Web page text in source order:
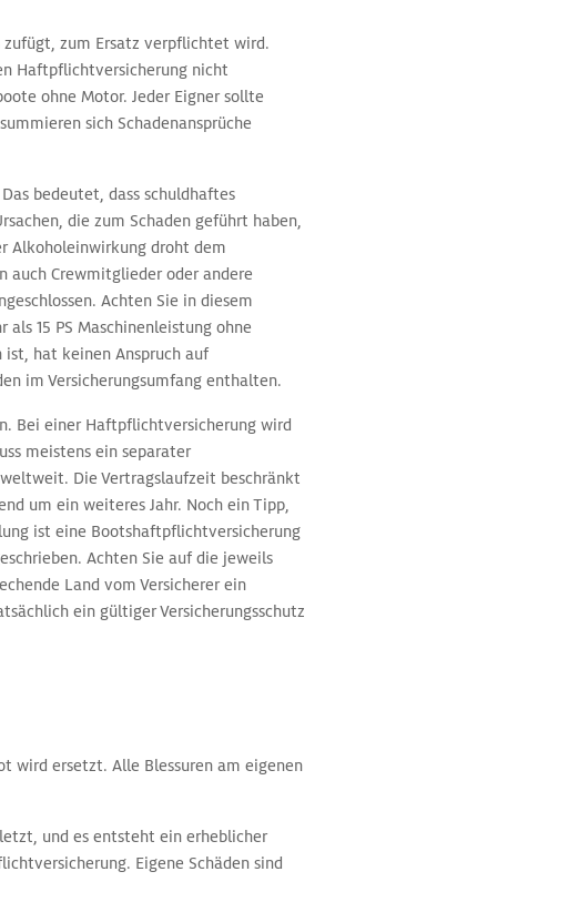
zufügt, zum Ersatz verpflichtet wird.
Haftpflichtversicherung nicht
ohne Motor. Jeder Eigner sollte
sich Schadenansprüche
bedeutet, dass schuldhaftes
die zum Schaden geführt haben,
Alkoholeinwirkung droht dem
auch Crewmitglieder oder andere
Achten Sie in diesem
15 PS Maschinenleistung ohne
hat keinen Anspruch auf
im Versicherungsumfang enthalten.
Bei einer Haftpflichtversicherung wird
meistens ein separater
Die Vertragslaufzeit beschränkt
um ein weiteres Jahr. Noch ein Tipp,
ist eine Bootshaftpflichtversicherung
Achten Sie auf die jeweils
Land vom Versicherer ein
ein gültiger Versicherungsschutz
wird ersetzt. Alle Blessuren am eigenen
und es entsteht ein erheblicher
Eigene Schäden sind